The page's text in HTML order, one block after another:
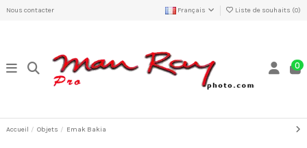
Nous contacter Français Liste de souhaits (0)
0
Accueil Objets Emak Bakia